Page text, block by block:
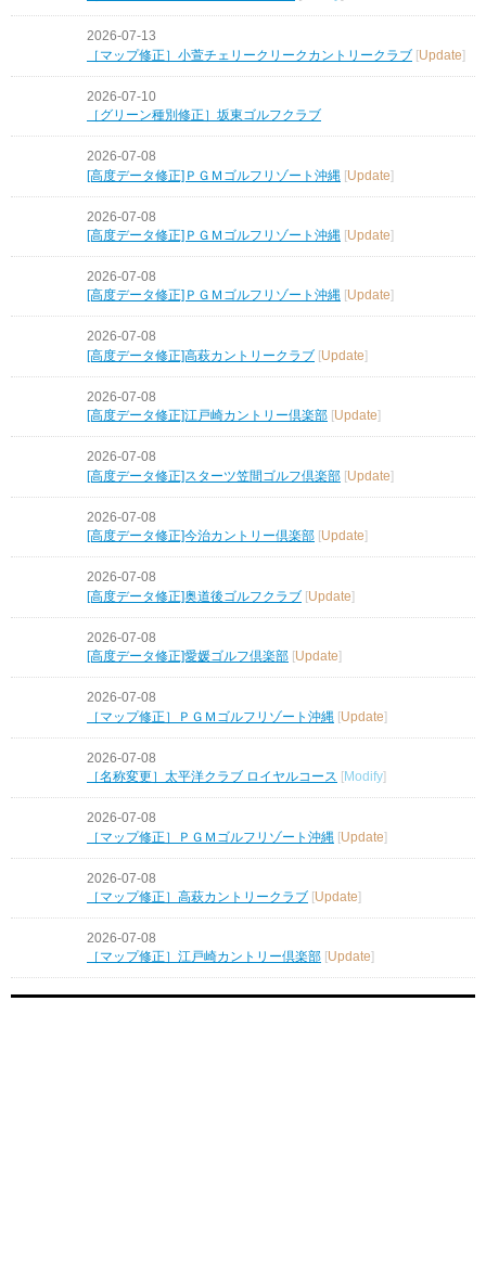
2026-07-13
［マップ修正］小萱チェリークリークカントリークラブ [Update]
2026-07-10
［グリーン種別修正］坂東ゴルフクラブ
2026-07-08
[高度データ修正]ＰＧＭゴルフリゾート沖縄 [Update]
2026-07-08
[高度データ修正]ＰＧＭゴルフリゾート沖縄 [Update]
2026-07-08
[高度データ修正]ＰＧＭゴルフリゾート沖縄 Update
2026-07-08
[高度データ修正]高萩カントリークラブ [Update]
2026-07-08
[高度データ修正]江戸崎カントリー倶楽部 Update
2026-07-08
[高度データ修正]スターツ笠間ゴルフ倶楽部 [Update]
2026-07-08
[高度データ修正]今治カントリー倶楽部 Update
2026-07-08
[高度データ修正]奥道後ゴルフクラブ [Update]
2026-07-08
[高度データ修正]愛媛ゴルフ倶楽部 Update
2026-07-08
［マップ修正］ＰＧＭゴルフリゾート沖縄 [Update]
2026-07-08
［名称変更］太平洋クラブ ロイヤルコース [Modify]
2026-07-08
［マップ修正］ＰＧＭゴルフリゾート沖縄 [Update]
2026-07-08
［マップ修正］高萩カントリークラブ [Update]
2026-07-08
［マップ修正］江戸崎カントリー倶楽部 Update